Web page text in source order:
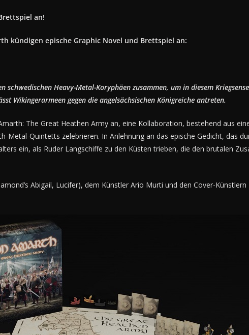
an!
kündigen epische Graphic Novel und Brettspiel an:
Heavy-Metal-Koryphäen zusammen, um in diesem
Wikingerarmeen gegen die angelsächsischen Königreiche antreten.
The Great Heathen Army an, eine Kollaboration, bestehend aus
Quintetts zelebrieren. In Anlehnung an das epische Gedicht, das
ein, als Ruder Langschiffe zu den Küsten trieben, die den brutalen
Abigail, Lucifer), dem Künstler Ario Murti und den Cover-